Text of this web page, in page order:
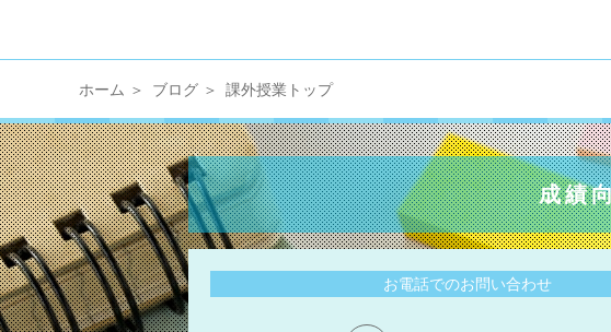
ホーム ブログ 課外授業トップ
成績
お電話でのお問い合わせ